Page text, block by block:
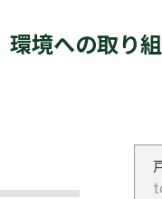
環境への取り